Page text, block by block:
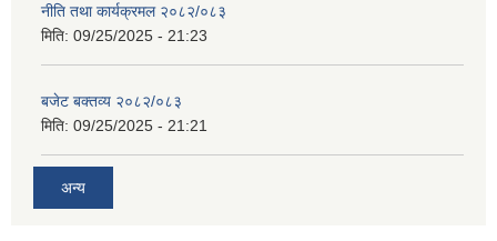
नीति तथा कार्यक्रमल २०८२/०८३
मिति: 09/25/2025 - 21:23
बजेट बक्तव्य २०८२/०८३
मिति: 09/25/2025 - 21:21
अन्य